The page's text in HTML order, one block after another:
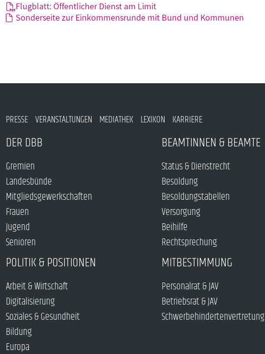
Flugblatt: Öffentlicher Dienst am Limit
Sonderseite zur Einkommensrunde mit Bund und Kommunen
PRESSE VERANSTALTUNGEN MEDIATHEK LEXIKON KARRIERE
DER DBB
Gremien
Landesbünde
Mitgliedsgewerkschaften
Frauen
Jugend
Senioren
BEAMTINNEN & BEAMTE
Status & Dienstrecht
Besoldung
Besoldungstabellen
Versorgung
Beihilfe
Rechtsprechung
POLITIK & POSITIONEN
Arbeit & Wirtschaft
Digitalisierung
Soziales & Gesundheit
Bildung
Europa
MITBESTIMMUNG
Personalrat & JAV
Betriebsrat & JAV
Schwerbehindertenvertretung